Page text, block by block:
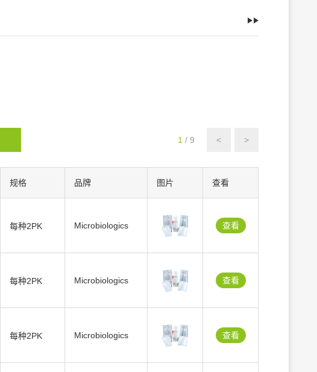
1 / 9 < >
规格 品牌 图片 查看
每种2PK Microbiologics 查看
每种2PK Microbiologics 查看
每种2PK Microbiologics 查看